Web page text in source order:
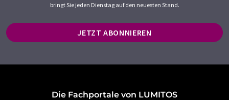
bringt Sie jeden Dienstag auf den neuesten Stand.
JETZT ABONNIEREN
Die Fachportale von LUMITOS